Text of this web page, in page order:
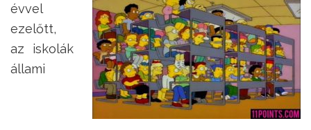
évvel
ezelőtt,
az iskolák
állami